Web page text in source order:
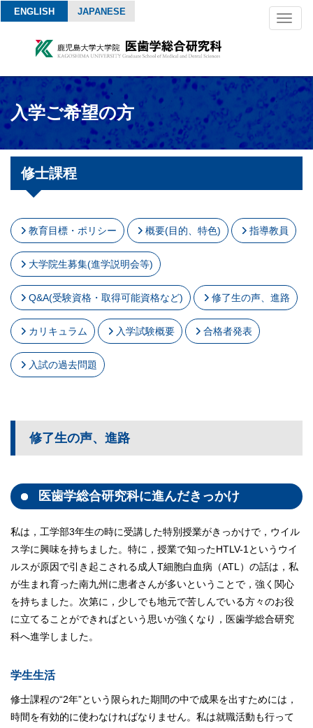
ENGLISH JAPANESE
入学ご希望の方
修士課程
教育目標・ポリシー 概要(目的、特色) 指導教員
大学院生募集(進学説明会等)
Q&A(受験資格・取得可能資格など) 修了生の声、進路
カリキュラム 入学試験概要 合格者発表
入試の過去問題
修了生の声、進路
医歯学総合研究科に進んだきっかけ
私は，工学部3年生の時に受講した特別授業がきっかけで，ウイル
ス学に興味を持ちました。特に，授業で知ったHTLV-1というウイ
ルスが原因で引き起こされる成人T細胞白血病（ATL）の話は，私
が生まれ育った南九州に患者さんが多いということで，強く関心
を持ちました。次第に，少しでも地元で苦しんでいる方々のお役
に立てることができればという思いが強くなり，医歯学総合研究
科へ進学しました。
学生生活
修士課程の“2年”という限られた期間の中で成果を出すためには，
時間を有効的に使わなければなりません。私は就職活動も行って